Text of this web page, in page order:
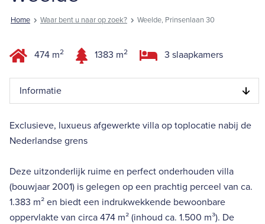
Home Waar bent u naar op zoek? Weelde, Prinsenlaan 30
474 m2 1383 m2 3 slaapkamers
Informatie
Exclusieve, luxueus afgewerkte villa op toplocatie nabij de
Nederlandse grens
Deze uitzonderlijk ruime en perfect onderhouden villa
(bouwjaar 2001) is gelegen op een prachtig perceel van ca.
1.383 m² en biedt een indrukwekkende bewoonbare
oppervlakte van circa 474 m² (inhoud ca. 1.500 m³). De